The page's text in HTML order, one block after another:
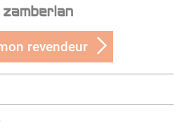
revendeur